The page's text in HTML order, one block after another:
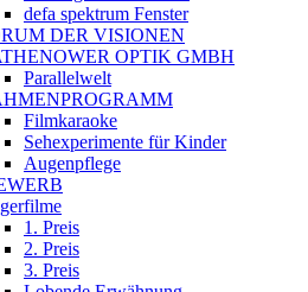
defa spektrum Fenster
DER VISIONEN
OPTIK GMBH
Parallelwelt
Filmkaraoke
Sehexperimente für Kinder
Augenpflege
1. Preis
2. Preis
3. Preis